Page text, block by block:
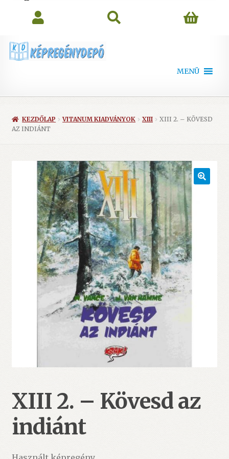
MENÜ
KEZDŐLAP VITANUM KIADVÁNYOK XIII
XIII 2. – KÖVESD
AZ INDIÁNT
XIII 2. – Kövesd az
indiánt